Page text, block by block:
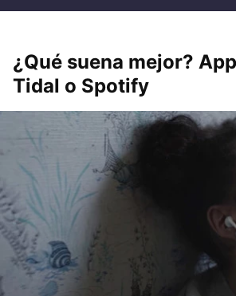
¿Qué suena mejor?
Tidal o Spotify